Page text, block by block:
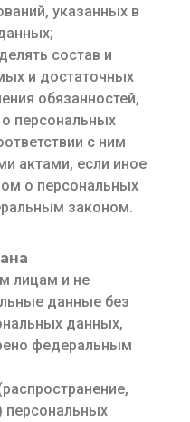
указанных в
состав и
и достаточных
обязанностей,
персональных
с ним
актами, если иное
о персональных
законом.
лицам и не
данные без
данных,
федеральным
персональных